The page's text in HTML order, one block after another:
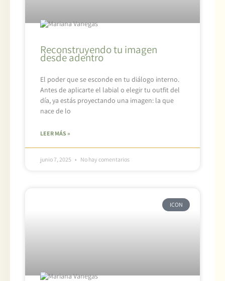
Reconstruyendo tu imagen
desde adentro
El poder que se esconde en tu diálogo interno.
Antes de aplicarte el labial o elegir tu outfit del
día, ya estás proyectando una imagen: la que
nace de lo
LEER MÁS »
junio 7, 2025 No hay comentarios
ICON